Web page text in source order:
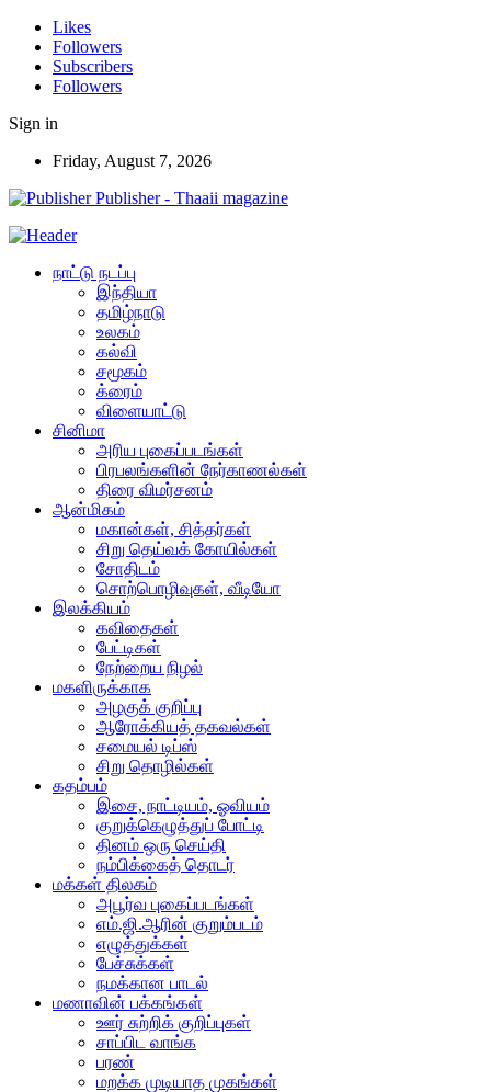
Likes
Followers
Subscribers
Followers
Sign in
Friday, August 7, 2026
Publisher - Thaaii magazine
நாட்டு நடப்பு
இந்தியா
தமிழ்நாடு
உலகம்
கல்வி
சமூகம்
க்ரைம்
விளையாட்டு
சினிமா
அரிய புகைப்படங்கள்
பிரபலங்களின் நேர்காணல்கள்
திரை விமர்சனம்
ஆன்மிகம்
மகான்கள், சித்தர்கள்
சிறு தெய்வக் கோயில்கள்
சோதிடம்
சொற்பொழிவுகள், வீடியோ
இலக்கியம்
கவிதைகள்
பேட்டிகள்
நேற்றைய நிழல்
மகளிருக்காக
அழகுக் குறிப்பு
ஆரோக்கியத் தகவல்கள்
சமையல் டிப்ஸ்
சிறு தொழில்கள்
கதம்பம்
இசை, நாட்டியம், ஓவியம்
குறுக்கெழுத்துப் போட்டி
தினம் ஒரு செய்தி
நம்பிக்கைத் தொடர்
மக்கள் திலகம்
அபூர்வ புகைப்படங்கள்
எம்.ஜி.ஆரின் குறும்படம்
எழுத்துக்கள்
பேச்சுக்கள்
நமக்கான பாடல்
மணாவின் பக்கங்கள்
ஊர் சுற்றிக் குறிப்புகள்
சாப்பிட வாங்க
பரண்
மறக்க முடியாத முகங்கள்